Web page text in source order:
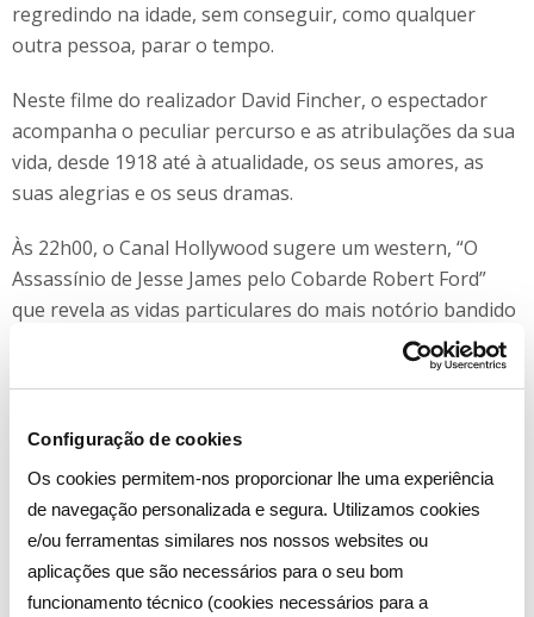
Configuração de cookies
Os cookies permitem-nos proporcionar lhe uma experiência
de navegação personalizada e segura. Utilizamos cookies
e/ou ferramentas similares nos nossos websites ou
aplicações que são necessários para o seu bom
funcionamento técnico (cookies necessários para a
regredindo na idade, sem conseguir, como qualquer
outra pessoa, parar o tempo.
Neste filme do realizador David Fincher, o espectador
acompanha o peculiar percurso e as atribulações da sua
vida, desde 1918 até à atualidade, os seus amores, as
suas alegrias e os seus dramas.
Às 22h00, o Canal Hollywood sugere um western, “O
Assassínio de Jesse James pelo Cobarde Robert Ford”
que revela as vidas particulares do mais notório bandido
da América e do seu improvável assassino, oferecendo
uma nova perspetiva da lenda e aflorando o que
aquele infame tiroteio.
Jesse James, o pistoleiro mais rápido do Oeste, foi morto
por um dos seus. Este filme é uma história sobre o seu
assassínio baseado num romance de Ron Hansen, com
Brad Pitt, Casey Affleck, Mary Louise Parker, Sam